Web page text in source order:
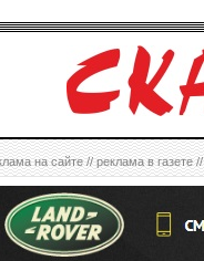
на сайте//реклама в газете